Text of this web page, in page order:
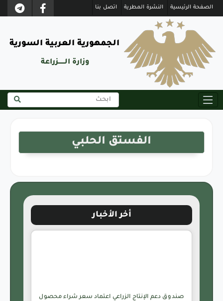
الصفحة الرئيسية النشرة المطرية اتصل بنا
الجمهورية العربية السورية
وزارة الــــــزراعة
الفستق الحلبي
أخر الأخبار
صندوق دعم الإنتاج الزراعي اعتماد سعر شراء محصول